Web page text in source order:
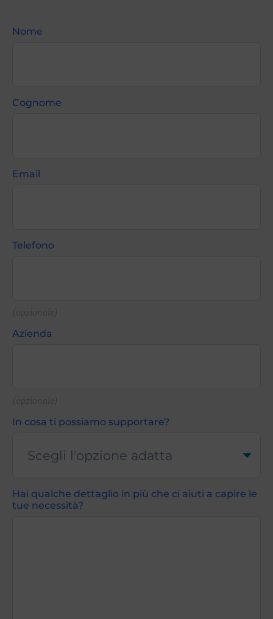
Nome
Cognome
Email
Telefono
(opzionale)
Azienda
(opzionale)
In cosa ti possiamo supportare?
Hai qualche dettaglio in più che ci aiuti a capire le
tue necessità?